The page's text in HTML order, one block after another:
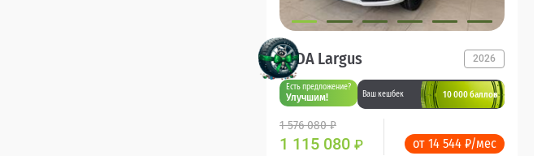
LADA Largus 2026
Есть предложение?
Улучшим! Ваш кешбек 10 000 баллов
1 576 080 ₽
1 115 080 ₽ от 14 544 ₽/мес